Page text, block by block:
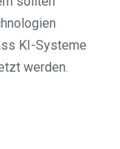
KI-Systeme
werden.